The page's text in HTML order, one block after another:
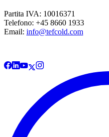
Partita IVA: 10016371
Telefono: +45 8660 1933
Email: info@tefcold.com